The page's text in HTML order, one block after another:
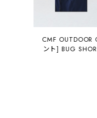
CMF
ント] BUG
ョートパンツ・
プ・アウト